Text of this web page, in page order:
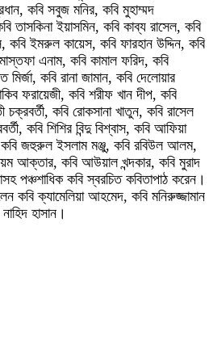
কবি সবুজ মনির, কবি মুহাম্মদ
তাসকিনা ইয়াসমিন, কবি কাব্য রাসেল, কবি
কবি ইমরুল কায়েস, কবি ফারহান উদ্দিন, কবি
এনাম, কবি কামাল ফরিদ, কবি
কবি রানা জামান, কবি দেলোয়ার
ফরায়েজী, কবি শরীফ খান দীপ, কবি
কবি রোকসানা খাতুন, কবি রাসেল
কবি শিশির বিন্দু বিশ্বাস, কবি আফিয়া
জহুরুল ইসলাম মঞ্জু, কবি রবিউল আলম,
আক্তার, কবি আউয়াল খন্দকার, কবি মুরাদ
পঞ্চশাধিক কবি স্বরচিত কবিতাপাঠ করেন।
কবি ক্যামেলিয়া আহমেদ, কবি মনিরুজ্জামান
হাসান।